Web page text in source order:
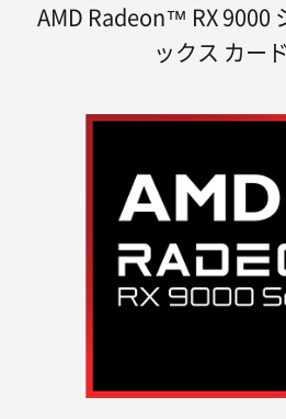
AMD Radeon™ RX 9000
ックス カー